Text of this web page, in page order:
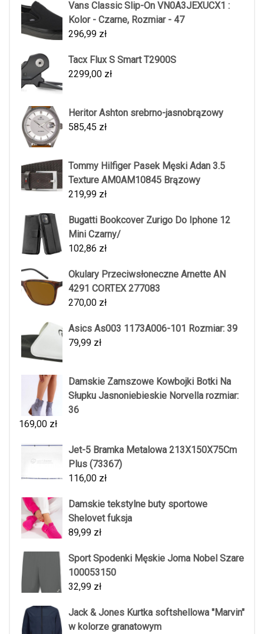
Vans Classic Slip-On VN0A3JEXUCX1 :
Kolor - Czarne, Rozmiar - 47
296,99 zł
Tacx Flux S Smart T2900S
2299,00 zł
Heritor Ashton srebrno-jasnobrązowy
585,45 zł
Tommy Hilfiger Pasek Męski Adan 3.5
Texture AM0AM10845 Brązowy
219,99 zł
Bugatti Bookcover Zurigo Do Iphone 12
Mini Czarny/
102,86 zł
Okulary Przeciwsłoneczne Arnette AN
4291 CORTEX 277083
270,00 zł
Asics As003 1173A006-101 Rozmiar: 39
79,99 zł
Damskie Zamszowe Kowbojki Botki Na
Słupku Jasnoniebieskie Norvella rozmiar:
36
169,00 zł
Jet-5 Bramka Metalowa 213X150X75Cm
Plus (73367)
116,00 zł
Damskie tekstylne buty sportowe
Shelovet fuksja
89,99 zł
Sport Spodenki Męskie Joma Nobel Szare
100053150
32,99 zł
Jack & Jones Kurtka softshellowa "Marvin"
w kolorze granatowym